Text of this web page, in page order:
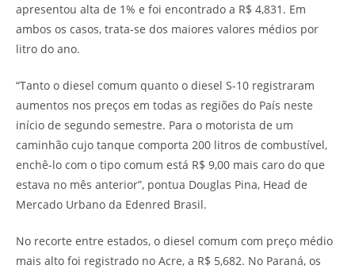
apresentou alta de 1% e foi encontrado a R$ 4,831. Em
ambos os casos, trata-se dos maiores valores médios por
litro do ano.
“Tanto o diesel comum quanto o diesel S-10 registraram
aumentos nos preços em todas as regiões do País neste
início de segundo semestre. Para o motorista de um
caminhão cujo tanque comporta 200 litros de combustível,
enchê-lo com o tipo comum está R$ 9,00 mais caro do que
estava no mês anterior”, pontua Douglas Pina, Head de
Mercado Urbano da Edenred Brasil.
No recorte entre estados, o diesel comum com preço médio
mais alto foi registrado no Acre, a R$ 5,682. No Paraná, os